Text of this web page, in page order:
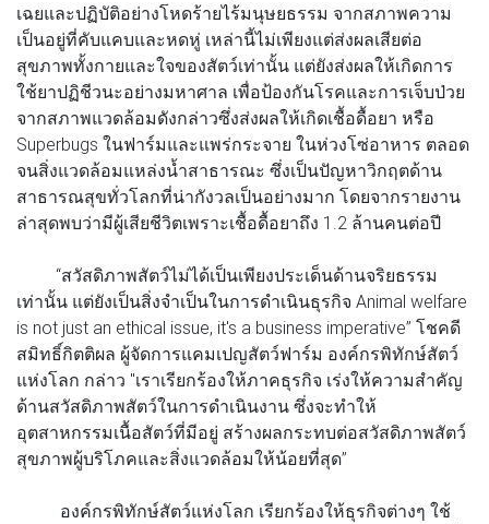
เฉยและปฏิบัติอย่างโหดร้ายไร้มนุษยธรรม จากสภาพความ
เป็นอยู่ที่คับแคบและหดหู่ เหล่านี้ไม่เพียงแต่ส่งผลเสียต่อ
สุขภาพทั้งกายและใจของสัตว์เท่านั้น แต่ยังส่งผลให้เกิดการ
ใช้ยาปฏิชีวนะอย่างมหาศาล เพื่อป้องกันโรคและการเจ็บป่วย
จากสภาพแวดล้อมดังกล่าวซึ่งส่งผลให้เกิดเชื้อดื้อยา หรือ
Superbugs ในฟาร์มและแพร่กระจาย ในห่วงโซ่อาหาร ตลอด
จนสิ่งแวดล้อมแหล่งน้ำสาธารณะ ซึ่งเป็นปัญหาวิกฤตด้าน
สาธารณสุขทั่วโลกที่น่ากังวลเป็นอย่างมาก โดยจากรายงาน
ล่าสุดพบว่ามีผู้เสียชีวิตเพราะเชื้อดื้อยาถึง 1.2 ล้านคนต่อปี
“สวัสดิภาพสัตว์ไม่ได้เป็นเพียงประเด็นด้านจริยธรรม
เท่านั้น แต่ยังเป็นสิ่งจำเป็นในการดำเนินธุรกิจ Animal welfare
is not just an ethical issue, it's a business imperative” โชคดี
สมิทธิ์กิตติผล ผู้จัดการแคมเปญสัตว์ฟาร์ม องค์กรพิทักษ์สัตว์
แห่งโลก กล่าว "เราเรียกร้องให้ภาคธุรกิจ เร่งให้ความสำคัญ
ด้านสวัสดิภาพสัตว์ในการดำเนินงาน ซึ่งจะทำให้
อุตสาหกรรมเนื้อสัตว์ที่มีอยู่ สร้างผลกระทบต่อสวัสดิภาพสัตว์
สุขภาพผู้บริโภคและสิ่งแวดล้อมให้น้อยที่สุด”
องค์กรพิทักษ์สัตว์แห่งโลก เรียกร้องให้ธุรกิจต่างๆ ใช้